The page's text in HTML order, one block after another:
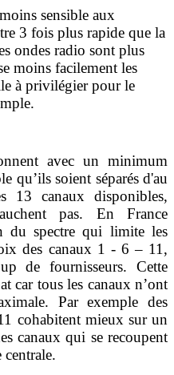
sensible aux
3 fois plus rapide que la
ondes radio sont plus
moins facilement les
à privilégier pour le
avec un minimum
qu’ils soient séparés d'au
13 canaux disponibles,
pas. En France
du spectre qui limite les
des canaux 1 - 6 – 11,
de fournisseurs. Cette
car tous les canaux n’ont
Par exemple des
cohabitent mieux sur un
canaux qui se recoupent
centrale.